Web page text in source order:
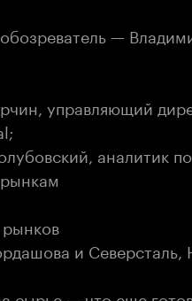
—
управляющий
аналитик по
и